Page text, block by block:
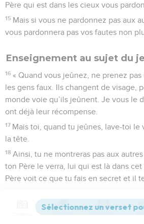
Père qui est dans les cieux vous
15 Mais si vous ne pardonnez pas aux
vous pardonnera pas vos fautes non
Enseignement au sujet du
16 « Quand vous jeûnez, ne prenez
les gens faux. Ils changent de visage,
monde voie qu’ils jeûnent. Je vous le
ont déjà leur récompense.
17 Mais toi, quand tu jeûnes, lave-toi le
la tête.
18 Ainsi, tu ne montreras pas aux
ton Père le verra, lui qui est là dans
Père voit ce que tu fais en secret et il
Des richesses dans le ciel
Versions Commentaires